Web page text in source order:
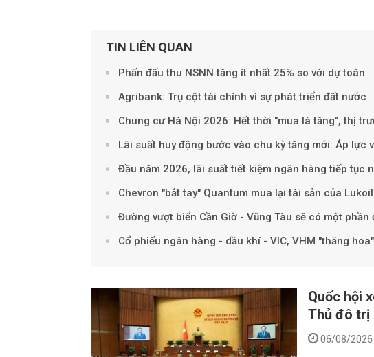
TIN LIÊN QUAN
Phấn đấu thu NSNN tăng ít nhất 25% so với dự toán
Agribank: Trụ cột tài chính vì sự phát triển đất nước
Chung cư Hà Nội 2026: Hết thời "mua là tăng", thị
Lãi suất huy động bước vào chu kỳ tăng mới: Áp lực
Đầu năm 2026, lãi suất tiết kiệm ngân hàng tiếp tục
Chevron "bắt tay" Quantum mua lại tài sản của Lukoil
Đường vượt biển Cần Giờ - Vũng Tàu sẽ có một phần
Cổ phiếu ngân hàng - dầu khí - VIC, VHM "thăng
Quốc hội
Thủ đô trị
06/08/2026